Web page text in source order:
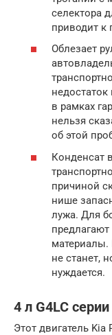
селектора
приводит к
Облезает
в рамках
нельзя
об этой
Конденсат
причиной
нише
лужа. Для
материалы.
не станет,
нуждается.
4 л G4LC
Этот двигатель Kia